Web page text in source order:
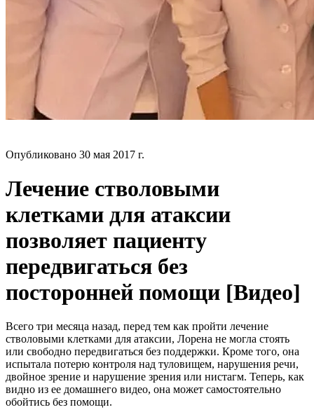
Опубликовано 30 мая 2017 г.
Лечение стволовыми
клетками для атаксии
позволяет пациенту
передвигаться без
посторонней помощи [Видео]
Всего три месяца назад, перед тем как пройти лечение
стволовыми клетками для атаксии, Лорена не могла стоять
или свободно передвигаться без поддержки. Кроме того, она
испытала потерю контроля над туловищем, нарушения речи,
двойное зрение и нарушение зрения или нистагм. Теперь, как
видно из ее домашнего видео, она может самостоятельно
обойтись без помощи.